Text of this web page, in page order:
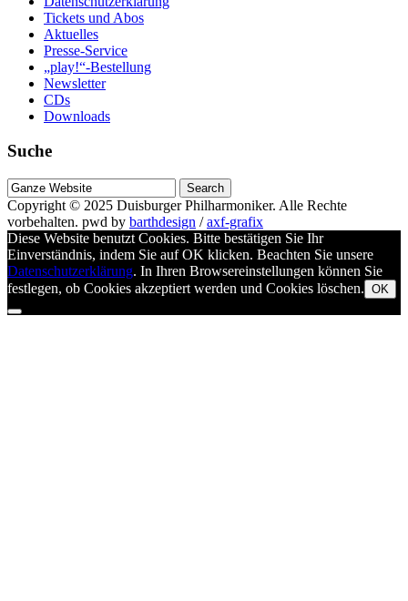
Tickets und Abos
Aktuelles
Presse-Service
„play!“-Bestellung
Newsletter
CDs
Downloads
Suche
Suche
nach
Copyright © 2025 Duisburger Philharmoniker. Alle Rechte
vorbehalten. pwd by barthdesign /axf-grafix
Diese Website benutzt Cookies. Bitte bestätigen Sie Ihr
Einverständnis, indem Sie auf OK klicken. Beachten Sie unsere
Datenschutzerklärung. In Ihren Browsereinstellungen können Sie
festlegen, ob Cookies akzeptiert werden und Cookies löschen. OK